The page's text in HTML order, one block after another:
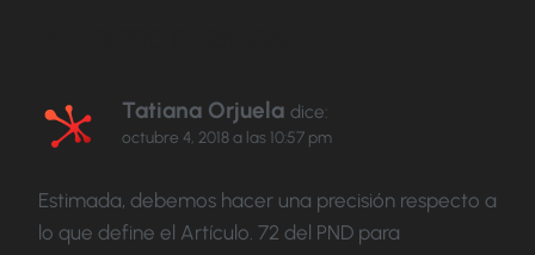
Tatiana Orjuela dice:
octubre 4, 2018 a las 10:57 pm
Estimada, debemos hacer una precisión respecto a
lo que define el Artículo. 72 del PND para